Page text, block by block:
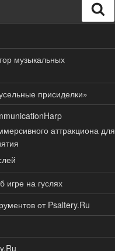
музыкальных
присиделки»
аттракциона для
игре на гуслях
от Psaltery.Ru